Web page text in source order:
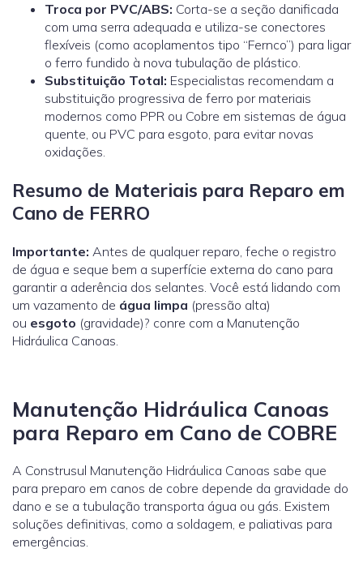
Troca por PVC/ABS: Corta-se a seção danificada
com uma serra adequada e utiliza-se conectores
flexíveis (como acoplamentos tipo “Fernco”) para ligar
o ferro fundido à nova tubulação de plástico.
Substituição Total: Especialistas recomendam a
substituição progressiva de ferro por materiais
modernos como PPR ou Cobre em sistemas de água
quente, ou PVC para esgoto, para evitar novas
oxidações.
Resumo de Materiais para Reparo em
Cano de FERRO
Importante: Antes de qualquer reparo, feche o registro
de água e seque bem a superfície externa do cano para
garantir a aderência dos selantes. Você está lidando com
um vazamento de água limpa (pressão alta)
ou esgoto (gravidade)? conre com a Manutenção
Hidráulica Canoas.
Manutenção Hidráulica Canoas
para Reparo em Cano de COBRE
A Construsul Manutenção Hidráulica Canoas sabe que
para preparo em canos de cobre depende da gravidade do
dano e se a tubulação transporta água ou gás. Existem
soluções definitivas, como a soldagem, e paliativas para
emergências.